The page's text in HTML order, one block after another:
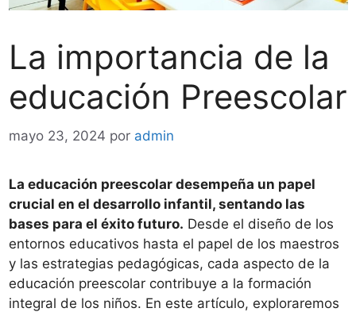
La importancia de la
educación Preescolar
mayo 23, 2024 por admin
La educación preescolar desempeña un papel
crucial en el desarrollo infantil, sentando las
bases para el éxito futuro. Desde el diseño de los
entornos educativos hasta el papel de los maestros
y las estrategias pedagógicas, cada aspecto de la
educación preescolar contribuye a la formación
integral de los niños. En este artículo, exploraremos